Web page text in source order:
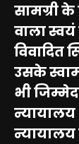
सामग्री
वाला स्वयं
विवादित
उसके
भी
न्यायालय
न्यायालय